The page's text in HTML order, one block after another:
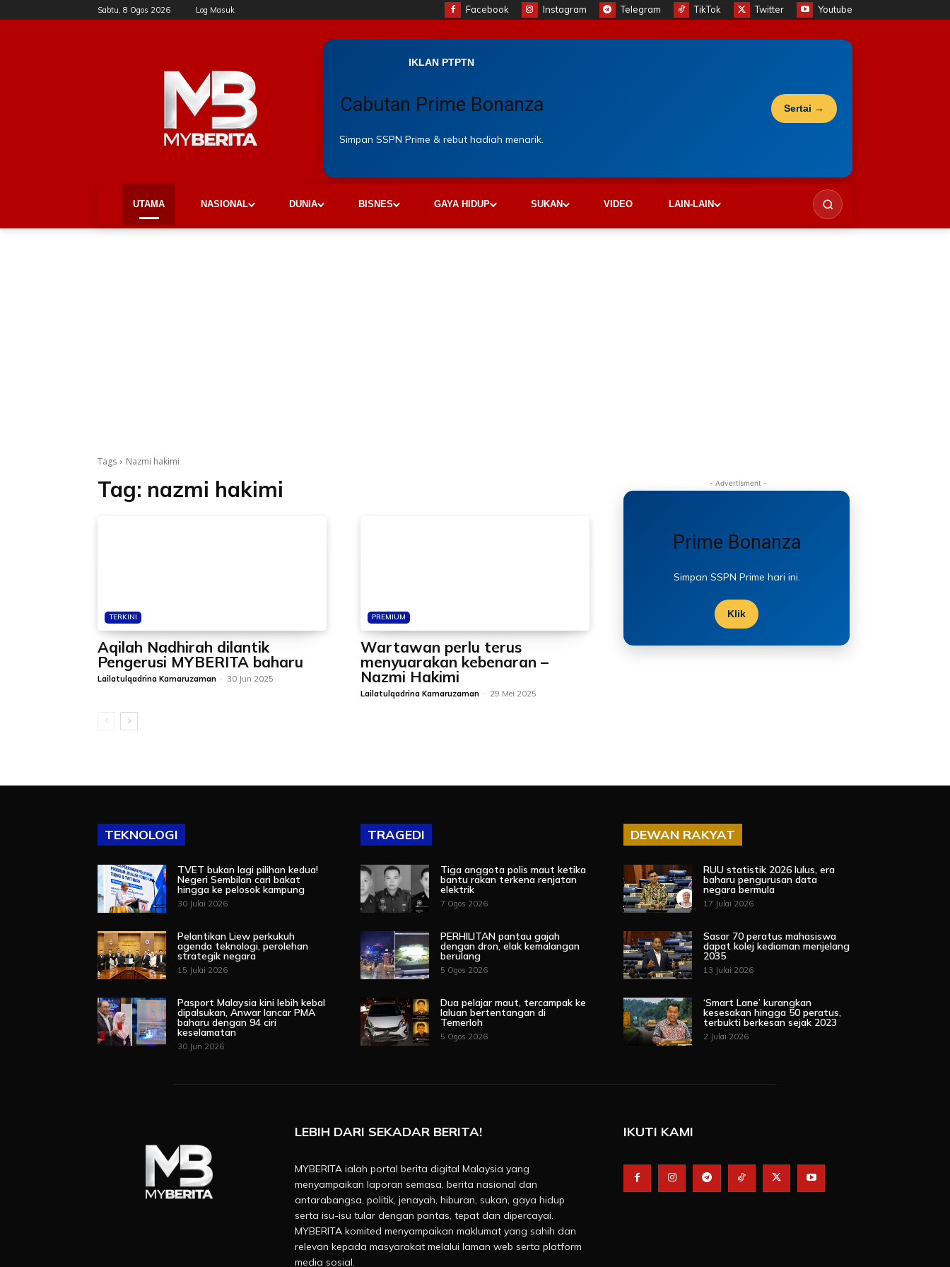
Sabtu, 8 Ogos 2026 Log Masuk Facebook Instagram Telegram TikTok Twitter Youtube
IKLAN PTPTN
Cabutan Prime Bonanza
Simpan SSPN Prime & rebut hadiah menarik.
Sertai →
UTAMA NASIONAL DUNIA BISNES GAYA HIDUP SUKAN VIDEO LAIN-LAIN
Tags Nazmi hakimi
Tag: nazmi hakimi
TERKINI
Aqilah Nadhirah dilantik
Pengerusi MYBERITA baharu
Lailatulqadrina Kamaruzaman - 30 Jun 2025
PREMIUM
Wartawan perlu terus
menyuarakan kebenaran –
Nazmi Hakimi
Lailatulqadrina Kamaruzaman - 29 Mei 2025
- Advertisment -
Prime Bonanza
Simpan SSPN Prime hari ini.
Klik
TEKNOLOGI
TVET bukan lagi pilihan kedua!
Negeri Sembilan cari bakat
hingga ke pelosok kampung
30 Julai 2026
Pelantikan Liew perkukuh
agenda teknologi, perolehan
strategik negara
15 Julai 2026
Pasport Malaysia kini lebih kebal
dipalsukan, Anwar lancar PMA
baharu dengan 94 ciri
keselamatan
30 Jun 2026
TRAGEDI
Tiga anggota polis maut ketika
bantu rakan terkena renjatan
elektrik
7 Ogos 2026
PERHILITAN pantau gajah
dengan dron, elak kemalangan
berulang
5 Ogos 2026
Dua pelajar maut, tercampak ke
laluan bertentangan di
Temerloh
5 Ogos 2026
DEWAN RAKYAT
RUU statistik 2026 lulus, era
baharu pengurusan data
negara bermula
17 Julai 2026
Sasar 70 peratus mahasiswa
dapat kolej kediaman menjelang
2035
13 Julai 2026
‘Smart Lane’ kurangkan
kesesakan hingga 50 peratus,
terbukti berkesan sejak 2023
2 Julai 2026
LEBIH DARI SEKADAR BERITA!
MYBERITA ialah portal berita digital Malaysia yang
menyampaikan laporan semasa, berita nasional dan
antarabangsa, politik, jenayah, hiburan, sukan, gaya hidup
serta isu-isu tular dengan pantas, tepat dan dipercayai.
MYBERITA komited menyampaikan maklumat yang sahih dan
relevan kepada masyarakat melalui laman web serta platform
media sosial.
IKUTI KAMI